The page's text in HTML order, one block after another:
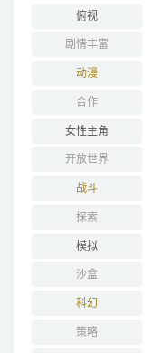
俯视
剧情丰富
动漫
合作
女性主角
开放世界
战斗
探索
模拟
沙盒
科幻
策略